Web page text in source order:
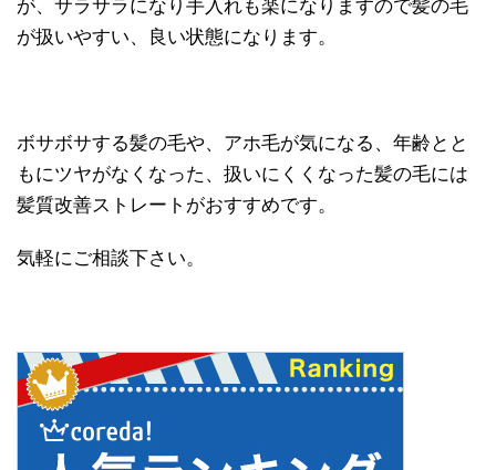
が、サラサラになり手入れも楽になりますので髪の毛
が扱いやすい、良い状態になります。
ボサボサする髪の毛や、アホ毛が気になる、年齢とと
もにツヤがなくなった、扱いにくくなった髪の毛には
髪質改善ストレートがおすすめです。
気軽にご相談下さい。